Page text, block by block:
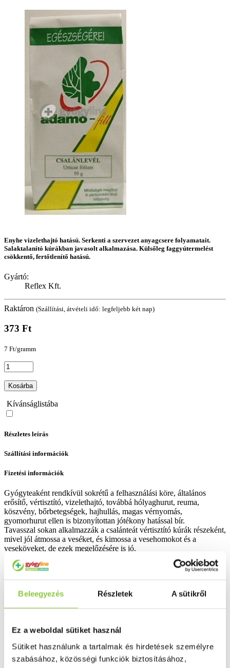
Beleegyezés Részletek A sütikről
Ez a weboldal sütiket használ
Sütiket használunk a tartalmak és hirdetések személyre
szabásához, közösségi funkciók biztosításához,
Enyhe vizelethajtó hatású. Serkenti a szervezet anyagcsere folyamatait.
Salaktalanító kúrákban javasolt alkalmazása. Külsőleg faggyútermelést
csökkentő, fertőtlenítő hatású.
Gyártó:
Reflex Kft.
Raktáron (Szállítási, átvételi idő: legfeljebb két nap)
373 Ft
7 Ft/gramm
Kosárba
Kívánságlistába
Részletes leírás
Szállítási információk
Fizetési információk
Gyógyteaként rendkívül sokrétű a felhasználási köre, általános
erősítő, vértisztító, vizelethajtó, továbbá hólyaghurut, reuma,
köszvény, bőrbetegségek, hajhullás, magas vérnyomás,
gyomorhurut ellen is bizonyítottan jótékony hatással bír.
Tavasszal sokan alkalmazzák a csalánteát vértisztító kúrák részeként,
mivel jól átmossa a veséket, és kimossa a vesehomokot és a
veseköveket, de ezek megelőzésére is jó.
Ülőfürdőként aranyeres bántalmak kezelésére, borogatóként pedig
bőrkiütésekre használják. Mosóvizes változatban kiválóan alkalmas
hajhagymákat. A csalán gyökérzetét (Urticae radix) béta-szitoszterin-
Főzetét külsőleg hajhullás és korpásodás ellen használják, vagy
Bővebben ...